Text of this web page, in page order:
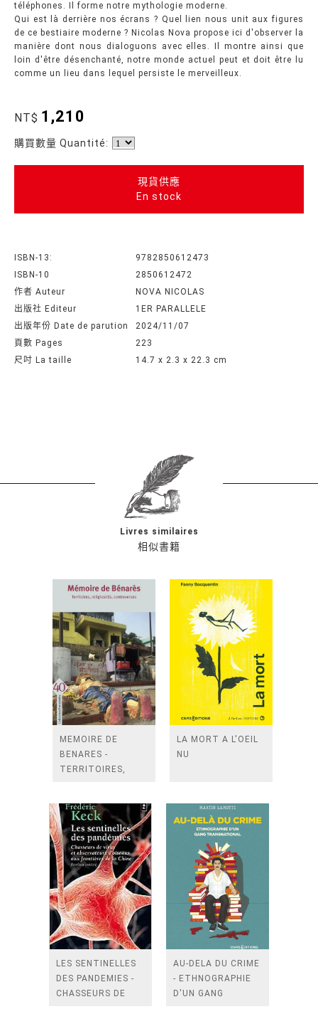
téléphones. Il forme notre mythologie moderne.
Qui est là derrière nos écrans ? Quel lien nous unit aux figures
de ce bestiaire moderne ? Nicolas Nova propose ici d'observer la
manière dont nous dialoguons avec elles. Il montre ainsi que
loin d'être désenchanté, notre monde actuel peut et doit être lu
comme un lieu dans lequel persiste le merveilleux.
NT$ 1,210
購買數量 Quantité:
現貨供應
En stock
ISBN-13:
9782850612473
ISBN-10
2850612472
作者 Auteur
NOVA NICOLAS
出版社 Editeur
1ER PARALLELE
出版年份 Date de parution
2024/11/07
頁數 Pages
223
尺吋 La taille
14.7 x 2.3 x 22.3 cm
相似書籍
Livres similaires
MEMOIRE DE
BENARES -
TERRITOIRES,
LA MORT A L'OEIL
NU
LES SENTINELLES
DES PANDEMIES -
CHASSEURS DE
AU-DELA DU CRIME
- ETHNOGRAPHIE
D'UN GANG